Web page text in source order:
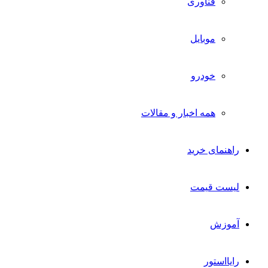
موبایل
خودرو
همه اخبار و مقالات
راهنمای خرید
لیست قیمت
آموزش
رایااستور